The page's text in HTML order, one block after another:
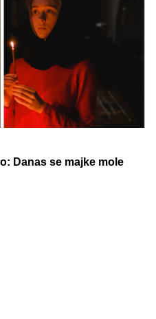
Danas se majke mole